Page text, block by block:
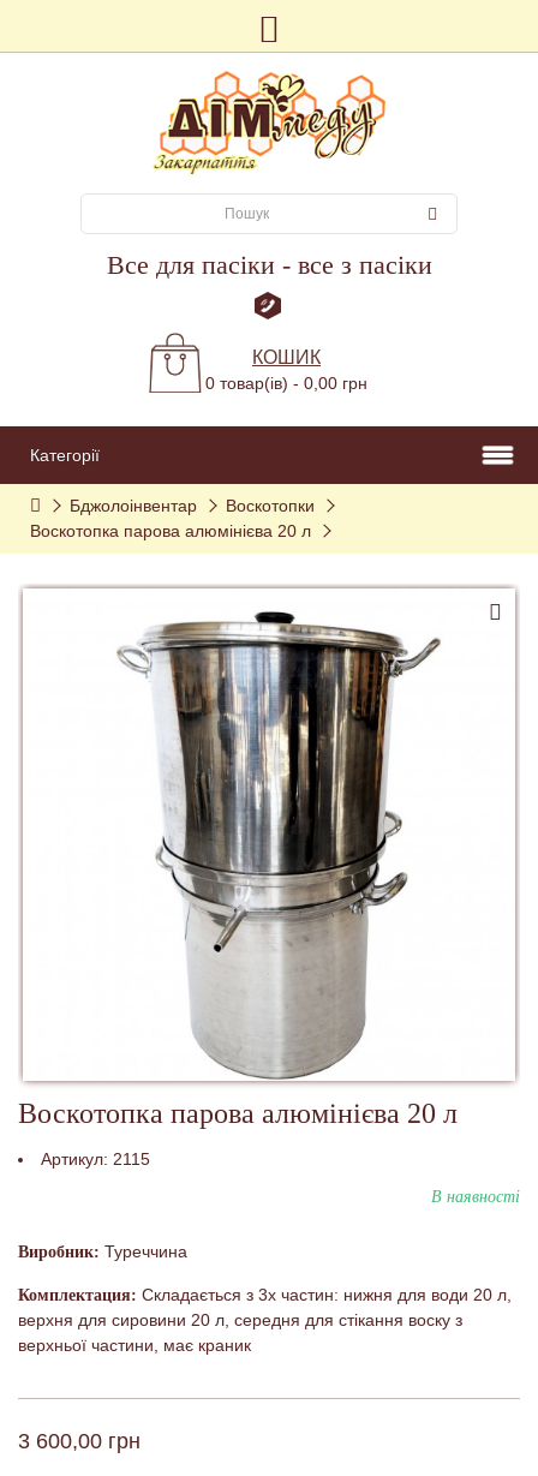
Все для пасіки - все з пасіки
КОШИК
0 товар(ів) - 0,00 грн
Категорії
Бджолоінвентар
Воскотопки
Воскотопка парова алюмінієва 20 л
Воскотопка парова алюмінієва 20 л
Артикул: 2115
В наявності
Виробник: Туреччина
Комплектация: Складається з 3х частин: нижня для води 20 л,
верхня для сировини 20 л, середня для стікання воску з
верхньої частини, має краник
3 600,00 грн